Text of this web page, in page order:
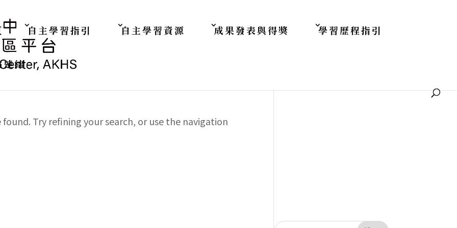
自主學習指引 自主學習資源 成果發表與得獎 學習歷程指引
連結
Try refining your search, or use the navigation